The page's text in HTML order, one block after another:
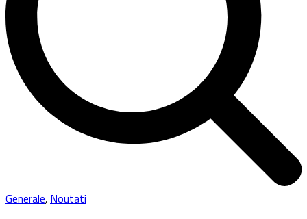
Generale, Noutati